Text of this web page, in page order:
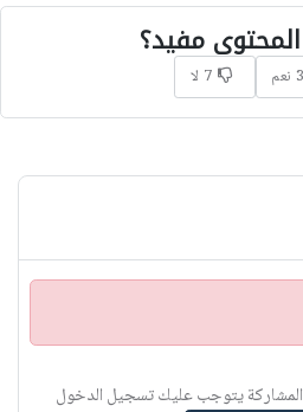
مفيد؟
7 لا
يتوجب عليك تسجيل الدخول